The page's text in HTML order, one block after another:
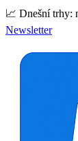
📈 Dnešní trhy:
Newsletter